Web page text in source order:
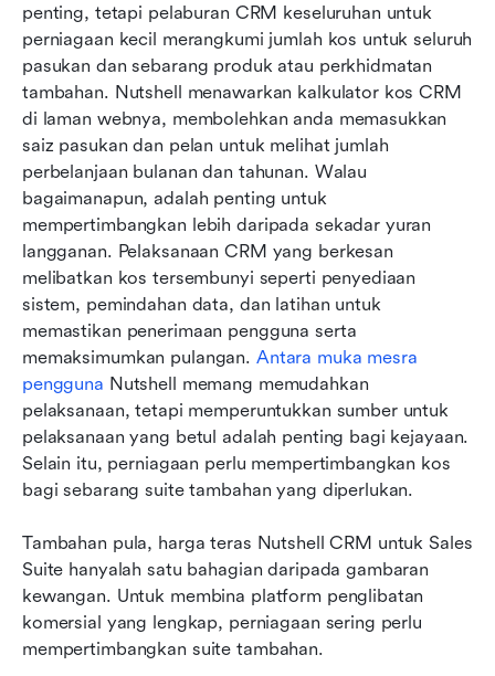
penting, tetapi pelaburan CRM keseluruhan untuk
perniagaan kecil merangkumi jumlah kos untuk seluruh
pasukan dan sebarang produk atau perkhidmatan
tambahan. Nutshell menawarkan kalkulator kos CRM
di laman webnya, membolehkan anda memasukkan
saiz pasukan dan pelan untuk melihat jumlah
perbelanjaan bulanan dan tahunan. Walau
bagaimanapun, adalah penting untuk
mempertimbangkan lebih daripada sekadar yuran
langganan. Pelaksanaan CRM yang berkesan
melibatkan kos tersembunyi seperti penyediaan
sistem, pemindahan data, dan latihan untuk
memastikan penerimaan pengguna serta
memaksimumkan pulangan. Antara muka mesra
pengguna Nutshell memang memudahkan
pelaksanaan, tetapi memperuntukkan sumber untuk
pelaksanaan yang betul adalah penting bagi kejayaan.
Selain itu, perniagaan perlu mempertimbangkan kos
bagi sebarang suite tambahan yang diperlukan.
Tambahan pula, harga teras Nutshell CRM untuk Sales
Suite hanyalah satu bahagian daripada gambaran
kewangan. Untuk membina platform penglibatan
komersial yang lengkap, perniagaan sering perlu
mempertimbangkan suite tambahan.